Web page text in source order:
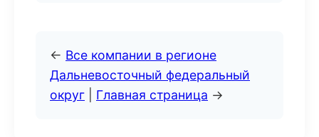
← Все компании в регионе
Дальневосточный федеральный
округ
Главная страница →